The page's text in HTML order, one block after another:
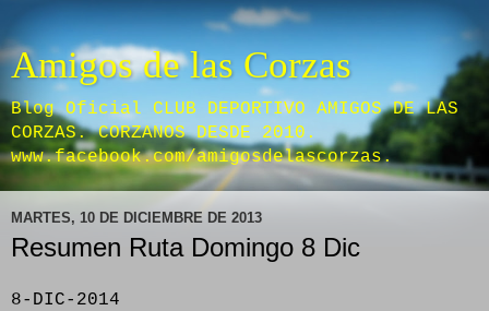
Amigos de las Corzas
Blog Oficial CLUB DEPORTIVO AMIGOS DE LAS
CORZAS. CORZANOS DESDE 2010.
www.facebook.com/amigosdelascorzas.
MARTES, 10 DE DICIEMBRE DE 2013
Resumen Ruta Domingo 8 Dic
8-DIC-2014